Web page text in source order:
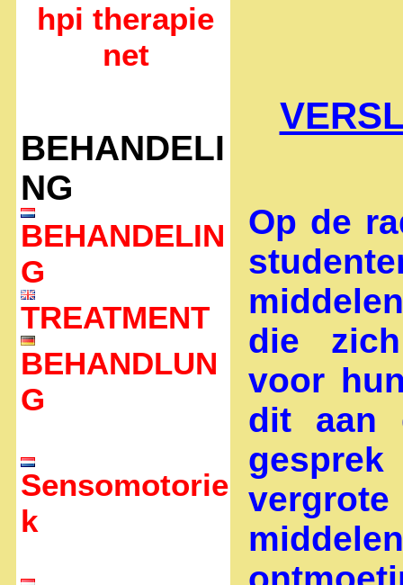
hpi therapie
net
BEHANDELI
NG
BEHANDELIN
G
TREATMENT
BEHANDLUN
G
Sensomotorie
k
Op de
die
voor
dit aan